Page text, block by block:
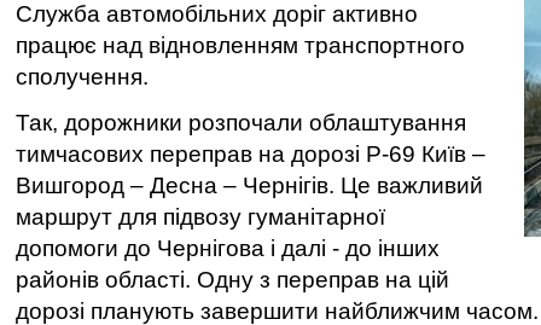
Служба автомобільних доріг активно
працює над відновленням транспортного
сполучення.
Так, дорожники розпочали облаштування
тимчасових переправ на дорозі Р-69 Київ –
Вишгород – Десна – Чернігів. Це важливий
маршрут для підвозу гуманітарної
допомоги до Чернігова і далі - до інших
районів області. Одну з переправ на цій
дорозі планують завершити найближчим